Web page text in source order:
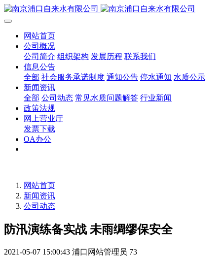
网站首页
公司概况
公司简介 组织架构 发展历程 联系我们
信息公告
全部 社会服务承诺制度 通知公告 停水通知 水质公示
新闻资讯
全部 公司动态 常见水质问题解答 行业新闻
政策法规
网上营业厅
发票下载
OA办公
网站首页
新闻资讯
公司动态
防汛演练备实战 未雨绸缪保安全
2021-05-07 15:00:43 浦口网站管理员 73